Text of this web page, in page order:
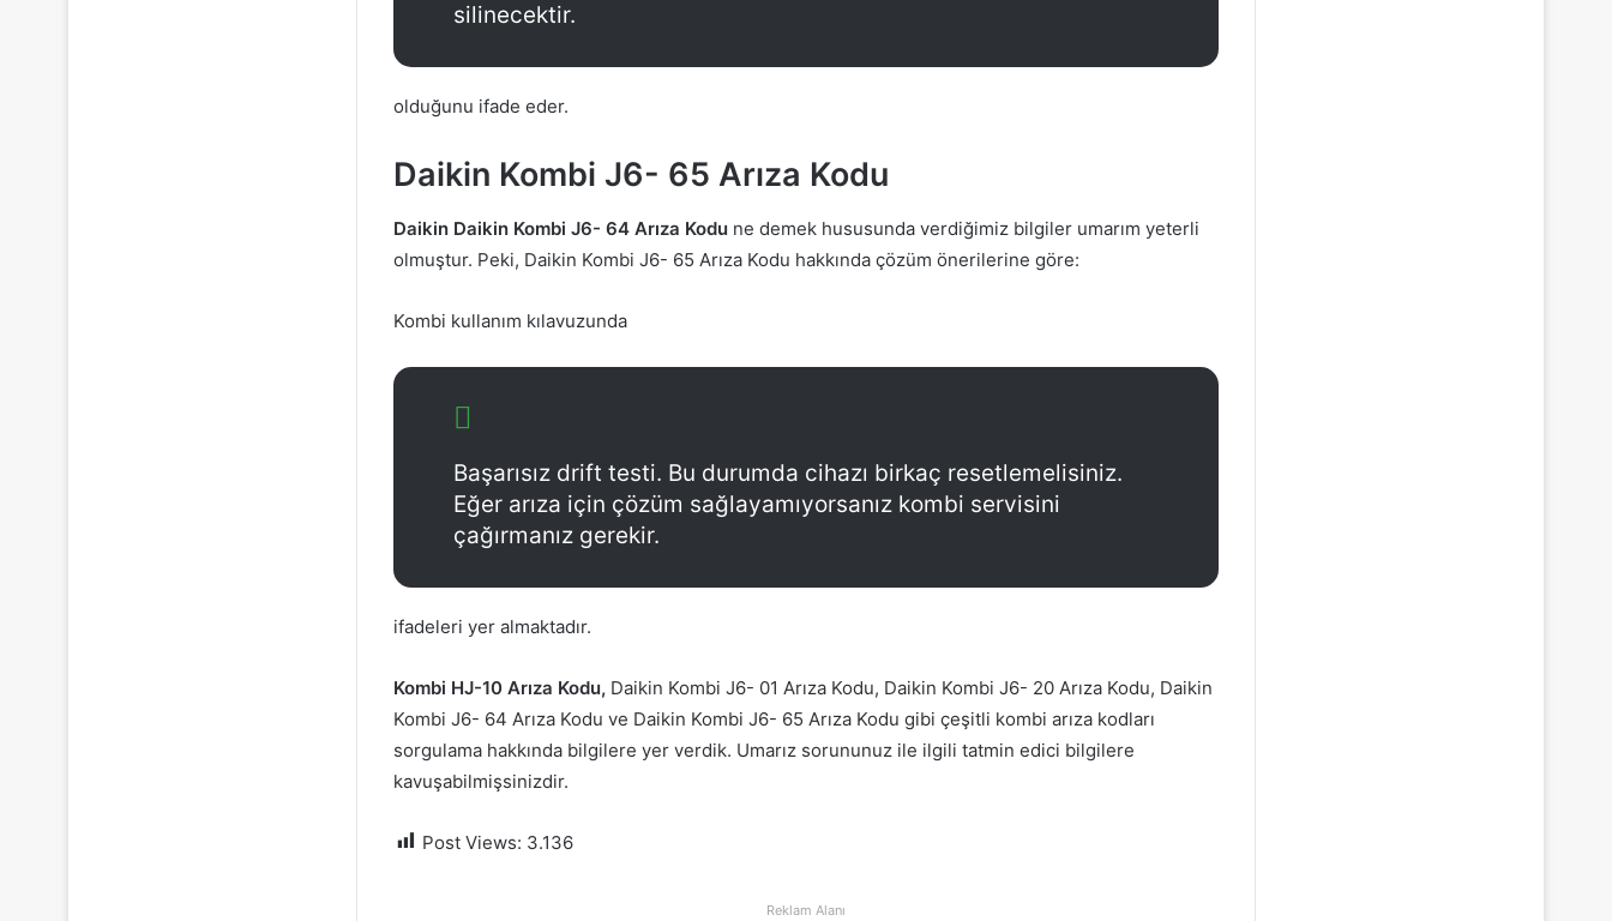
silinecektir.
olduğunu ifade eder.
Daikin Kombi J6- 65 Arıza Kodu
Daikin Daikin Kombi J6- 64 Arıza Kodu ne demek hususunda verdiğimiz bilgiler umarım yeterli
olmuştur. Peki, Daikin Kombi J6- 65 Arıza Kodu hakkında çözüm önerilerine göre:
Kombi kullanım kılavuzunda
Başarısız drift testi. Bu durumda cihazı birkaç resetlemelisiniz.
Eğer arıza için çözüm sağlayamıyorsanız kombi servisini
çağırmanız gerekir.
ifadeleri yer almaktadır.
Kombi HJ-10 Arıza Kodu, Daikin Kombi J6- 01 Arıza Kodu, Daikin Kombi J6- 20 Arıza Kodu, Daikin
Kombi J6- 64 Arıza Kodu ve Daikin Kombi J6- 65 Arıza Kodu gibi çeşitli kombi arıza kodları
sorgulama hakkında bilgilere yer verdik. Umarız sorununuz ile ilgili tatmin edici bilgilere
kavuşabilmişsinizdir.
Post Views: 3.136
Reklam Alanı